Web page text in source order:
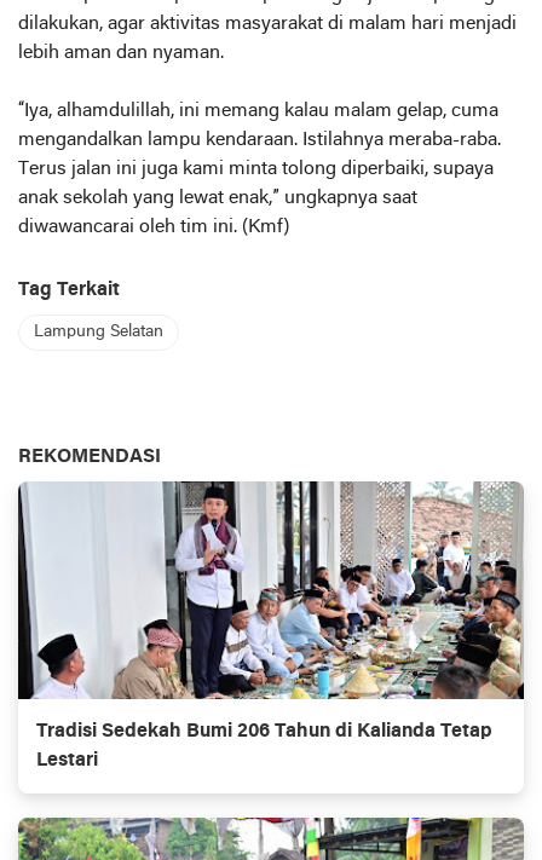
dilakukan, agar aktivitas masyarakat di malam hari menjadi
lebih aman dan nyaman.
“Iya, alhamdulillah, ini memang kalau malam gelap, cuma
mengandalkan lampu kendaraan. Istilahnya meraba-raba.
Terus jalan ini juga kami minta tolong diperbaiki, supaya
anak sekolah yang lewat enak,” ungkapnya saat
diwawancarai oleh tim ini. (Kmf)
Tag Terkait
Lampung Selatan
REKOMENDASI
Tradisi Sedekah Bumi 206 Tahun di Kalianda Tetap
Lestari